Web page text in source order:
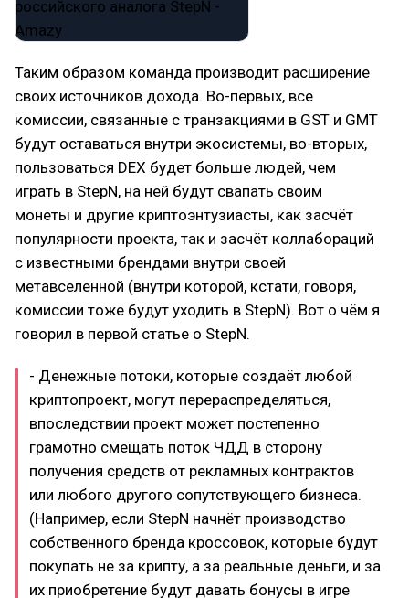
Таким образом команда производит расширение
своих источников дохода. Во-первых, все
комиссии, связанные с транзакциями в GST и GMT
будут оставаться внутри экосистемы, во-вторых,
пользоваться DEX будет больше людей, чем
играть в StepN, на ней будут свапать своим
монеты и другие криптоэнтузиасты, как засчёт
популярности проекта, так и засчёт коллабораций
с известными брендами внутри своей
метавселенной (внутри которой, кстати, говоря,
комиссии тоже будут уходить в StepN). Вот о чём я
говорил в первой статье о StepN.
- Денежные потоки, которые создаёт любой
криптопроект, могут перераспределяться,
впоследствии проект может постепенно
грамотно смещать поток ЧДД в сторону
получения средств от рекламных контрактов
или любого другого сопутствующего бизнеса.
(Например, если StepN начнёт производство
собственного бренда кроссовок, которые будут
покупать не за крипту, а за реальные деньги, и за
их приобретение будут давать бонусы в игре